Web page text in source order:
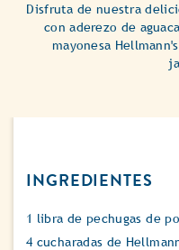
Disfruta de nuestra
con aderezo de
mayonesa
INGREDIENTES
1 libra de pechugas de
4 cucharadas de